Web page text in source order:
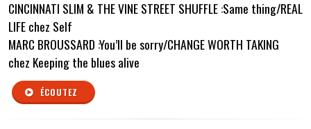
CINCINNATI SLIM & THE VINE STREET SHUFFLE :Same thing/REAL
LIFE chez Self
MARC BROUSSARD :You’ll be sorry/CHANGE WORTH TAKING
chez Keeping the blues alive
ÉCOUTEZ